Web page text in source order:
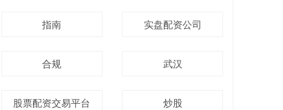
指南 实盘配资公司
合规 武汉
股票配资交易平台 炒股